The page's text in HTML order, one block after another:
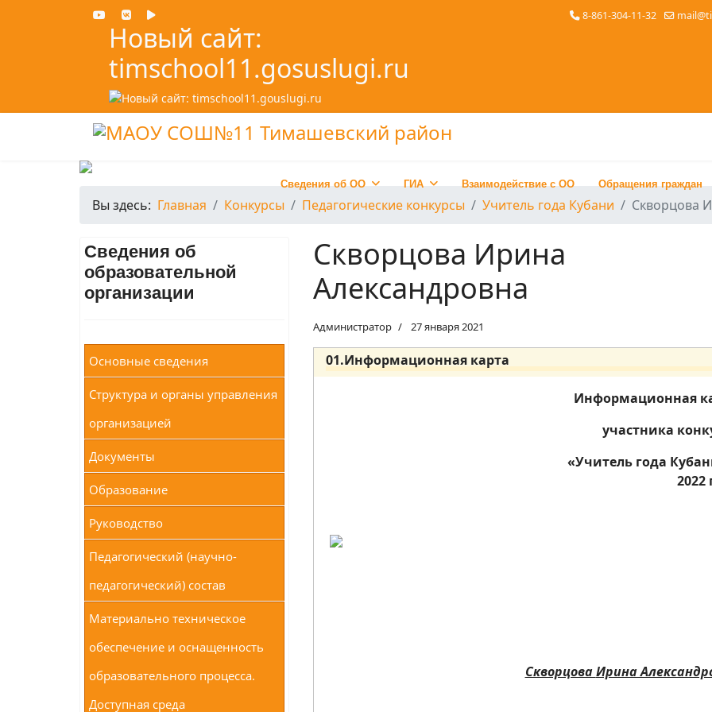
Новый сайт:
timschool11.gosuslugi.ru
8-861-304-11-32
Сведения об ОО ГИА Взаимодействие с ОО Обращения граждан
Вы здесь: Главная Конкурсы Педагогические конкурсы Учитель года Кубани Скворцова
Сведения об
образовательной
организации
Основные сведения
Структура и органы управления
организацией
Документы
Образование
Руководство
Педагогический (научно-
педагогический) состав
Материально техническое
обеспечение и оснащенность
образовательного процесса.
Доступная среда
Скворцова Ирина
Александровна
Администратор 27 января 2021
01.Информационная карта
Информационная
участника
«Учитель года
2022
СкворцоваИрина